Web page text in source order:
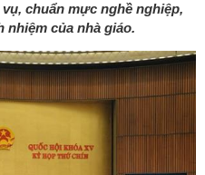
chuẩn mực nghề nghiệp,
nhiệm của nhà giáo.